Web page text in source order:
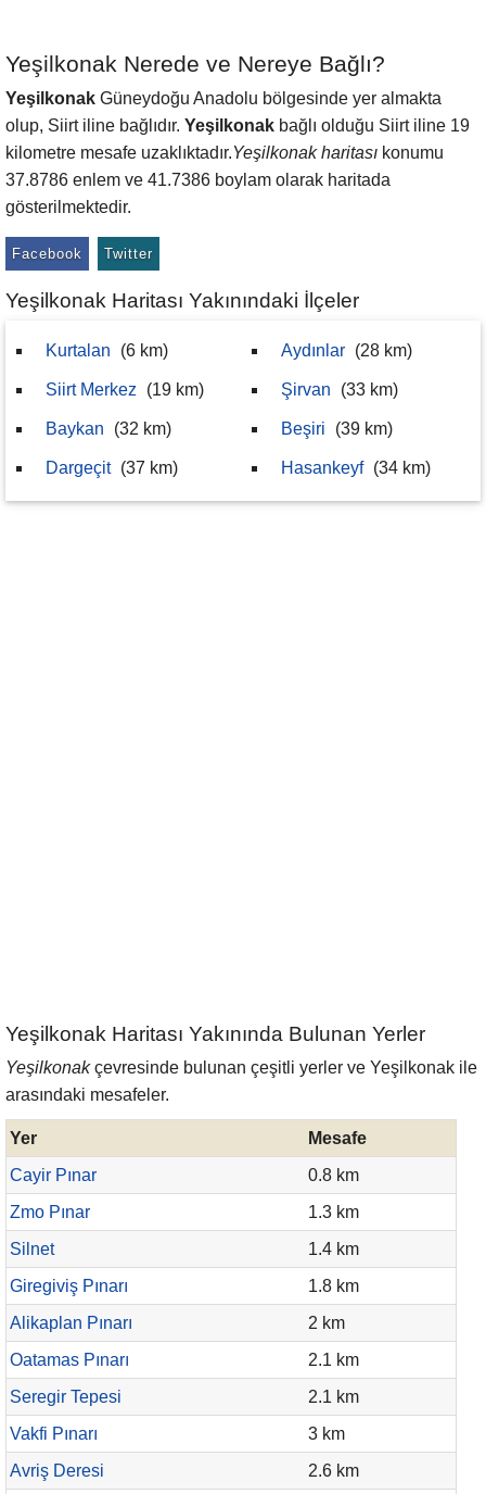
Yeşilkonak Nerede ve Nereye Bağlı?
Yeşilkonak Güneydoğu Anadolu bölgesinde yer almakta
olup, Siirt iline bağlıdır. Yeşilkonak bağlı olduğu Siirt iline 19
kilometre mesafe uzaklıktadır.Yeşilkonak haritası konumu
37.8786 enlem ve 41.7386 boylam olarak haritada
gösterilmektedir.
Facebook Twitter
Yeşilkonak Haritası Yakınındaki İlçeler
Kurtalan (6 km)
Siirt Merkez (19 km)
Baykan (32 km)
Dargeçit (37 km)
Aydınlar (28 km)
Şirvan (33 km)
Beşiri (39 km)
Hasankeyf (34 km)
Yeşilkonak Haritası Yakınında Bulunan Yerler
Yeşilkonakçevresinde bulunan çeşitli yerler ve Yeşilkonak ile
arasındaki mesafeler.
Yer
Mesafe
Cayir Pınar
0.8 km
Zmo Pınar
1.3 km
Silnet
1.4 km
Giregiviş Pınarı
1.8 km
Alikaplan Pınarı
2 km
Oatamas Pınarı
2.1 km
Seregir Tepesi
2.1 km
Vakfi Pınarı
3 km
Avriş Deresi
2.6 km